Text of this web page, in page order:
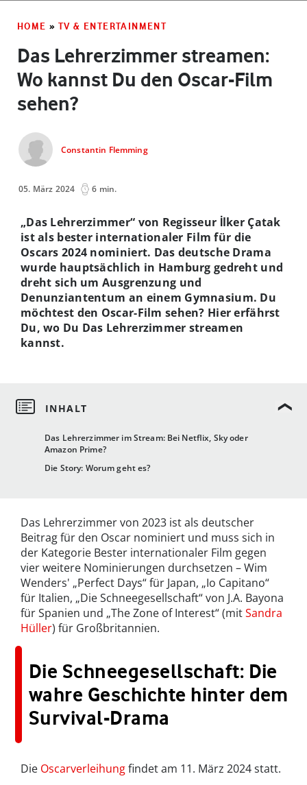
HOME » TV & ENTERTAINMENT
Das Lehrerzimmer streamen:
Wo kannst Du den Oscar-Film
sehen?
Constantin Flemming
05. März 2024 6 min.
Das Lehrerzimmer im Stream: Bei Netflix, Sky oder
Amazon Prime?
Die Story: Worum geht es?
„Das Lehrerzimmer“ von Regisseur İlker Çatak
ist als bester internationaler Film für die
Oscars 2024 nominiert. Das deutsche Drama
wurde hauptsächlich in Hamburg gedreht und
dreht sich um Ausgrenzung und
Denunziantentum an einem Gymnasium. Du
möchtest den Oscar-Film sehen? Hier erfährst
Du, wo Du Das Lehrerzimmer streamen
kannst.
Das Lehrerzimmer von 2023 ist als deutscher
Beitrag für den Oscar nominiert und muss sich in
der Kategorie Bester internationaler Film gegen
vier weitere Nominierungen durchsetzen – Wim
Wenders' „Perfect Days“ für Japan, „Io Capitano“
für Italien, „Die Schneegesellschaft“ von J.A. Bayona
für Spanien und „The Zone of Interest“ (mitSandra
Hüller) für Großbritannien.
Die Schneegesellschaft: Die
wahre Geschichte hinter dem
Survival-Drama
Die Oscarverleihungfindet am 11. März 2024 statt.